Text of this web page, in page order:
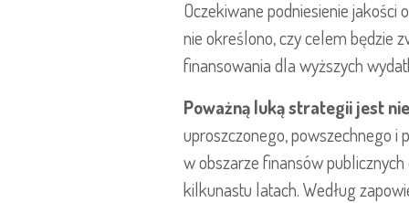
Oczekiwane podniesienie
nie określono, czy celem będzie
finansowania dla wyższych
Poważną luką strategii jest
uproszczonego, powszechnego
w obszarze finansów
kilkunastu latach. Według